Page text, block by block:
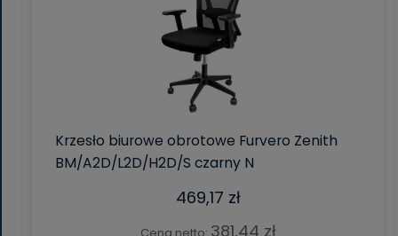
Krzesło biurowe obrotowe Furvero Zenith
BM/A2D/L2D/H2D/S czarny N
469,17 zł
Cena netto: 381,44 zł